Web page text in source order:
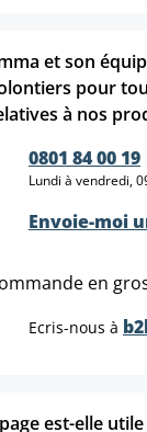
et son
pour
à nos
0801 84 00 19
Lundi à vendredi,
Envoie-moi
en
Ecris-nous à
est-elle utile